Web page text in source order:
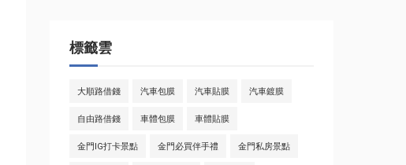
標籤雲
大順路借錢 汽車包膜 汽車貼膜 汽車鍍膜
自由路借錢 車體包膜 車體貼膜
金門IG打卡景點 金門必買伴手禮 金門私房景點